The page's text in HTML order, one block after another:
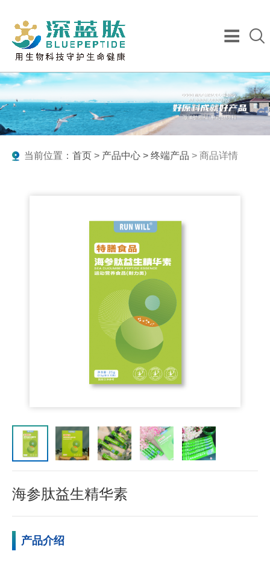
当前位置： 首页 > 产品中心 > 终端产品 > 商品详情
海参肽益生精华素
产品介绍